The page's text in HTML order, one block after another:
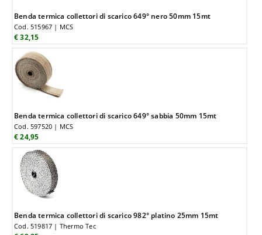
Benda termica collettori di scarico 649° nero 50mm 15mt
Cod. 515967 | MCS
€ 32,15
Benda termica collettori di scarico 649° sabbia 50mm 15mt
Cod. 597520 | MCS
€ 24,95
Benda termica collettori di scarico 982° platino 25mm 15mt
Cod. 519817 | Thermo Tec